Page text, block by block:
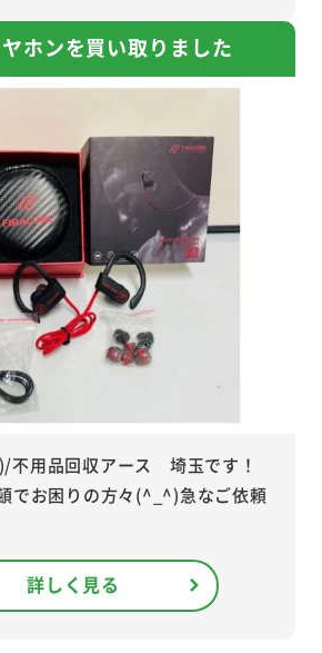
ホンを買い取りました
不用品回収アース 埼玉です！
でお困りの方々(^_^)急なご依頼
詳しく見る